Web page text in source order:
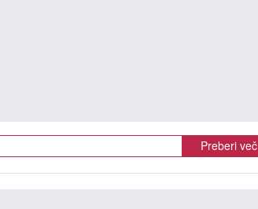
Preberi več